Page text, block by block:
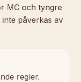
MC och tyngre
påverkas av
regler.